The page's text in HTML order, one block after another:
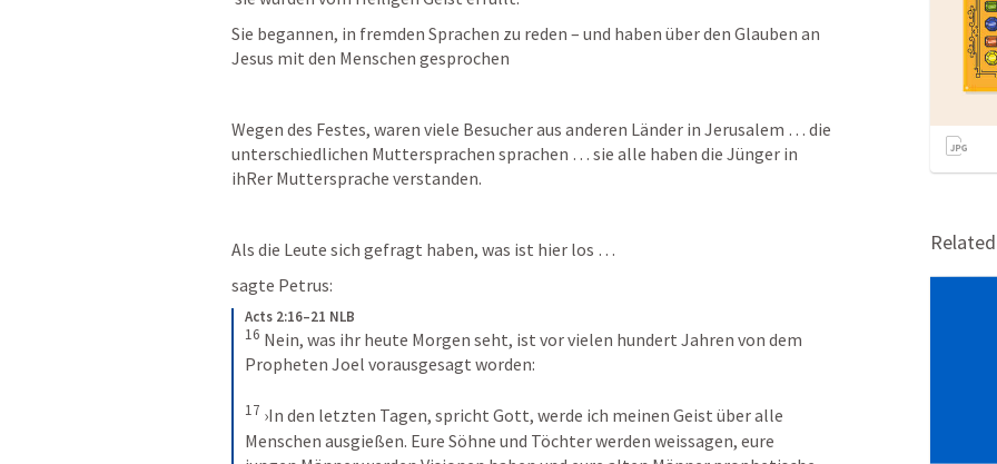
Sie begannen, in fremden Sprachen zu reden – und haben über den Glauben an
Jesus mit den Menschen gesprochen
Wegen des Festes, waren viele Besucher aus anderen Länder in Jerusalem … die
unterschiedlichen Muttersprachen sprachen … sie alle haben die Jünger in
ihRer Muttersprache verstanden.
Als die Leute sich gefragt haben, was ist hier los …
sagte Petrus:
Acts 2:16–21 NLB
16 Nein, was ihr heute Morgen seht, ist vor vielen hundert Jahren von dem
Propheten Joel vorausgesagt worden:
17 ›In den letzten Tagen, spricht Gott, werde ich meinen Geist über alle
Menschen ausgießen. Eure Söhne und Töchter werden weissagen, eure